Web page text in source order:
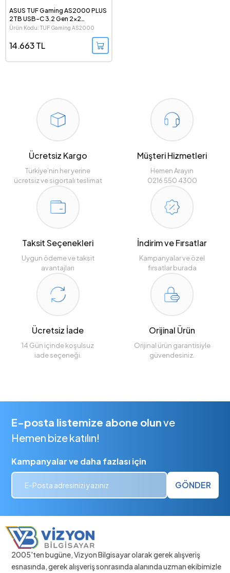
ASUS TUF Gaming AS2000 PLUS
2TB USB-C 3.2 Gen 2x2
Taşınabilir SSD
Ürün Kodu: TUF Gaming AS2000
14.663 TL
Ücretsiz Kargo
Türkiye’nin her yerine
ücretsiz ve sigortalı teslimat
Müşteri Hizmetleri
Hemen Arayın
0216 550 4300
Taksit Seçenekleri
Uygun ödeme ve taksit
avantajları
İndirim ve Fırsatlar
Kampanyalar ve özel
fırsatlar burada
Ücretsiz İade
14 Gün içinde koşulsuz
iade seçeneği.
Orijinal Ürün
Orijinal ürün garantisiyle
güvendesiniz.
E-posta listemize abone olunve
Hemen bize katılın!
Kampanyalar ve daha fazlası için
GÖNDER
2005'ten bugüne, Vizyon Bilgisayar olarak gerek alışveriş
esnasında, gerek alışveriş sonrasında alanında uzman ekibimizle